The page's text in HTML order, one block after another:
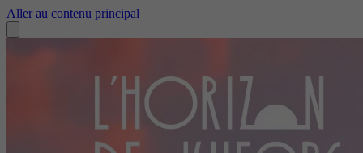
Aller au contenu principal